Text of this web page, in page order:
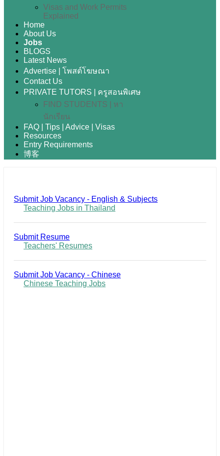
Visas and Work Permits
Explained
Home
About Us
Jobs
BLOGS
Latest News
Advertise | โพสต์โฆษณา
Contact Us
PRIVATE TUTORS | ครูสอนพิเศษ
FIND STUDENTS | หา
นักเรียน
FAQ | Tips | Advice | Visas
Resources
Entry Requirements
博客
Submit Job Vacancy - English & Subjects
Teaching Jobs in Thailand
Submit Resume
Teachers' Resumes
Submit Job Vacancy - Chinese
Chinese Teaching Jobs